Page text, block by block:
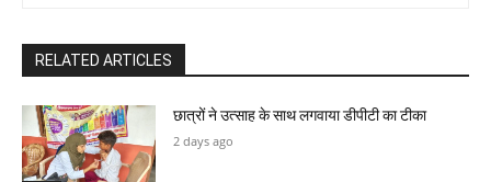
RELATED ARTICLES
छात्रों ने उत्साह के साथ लगवाया डीपीटी का टीका
2 days ago